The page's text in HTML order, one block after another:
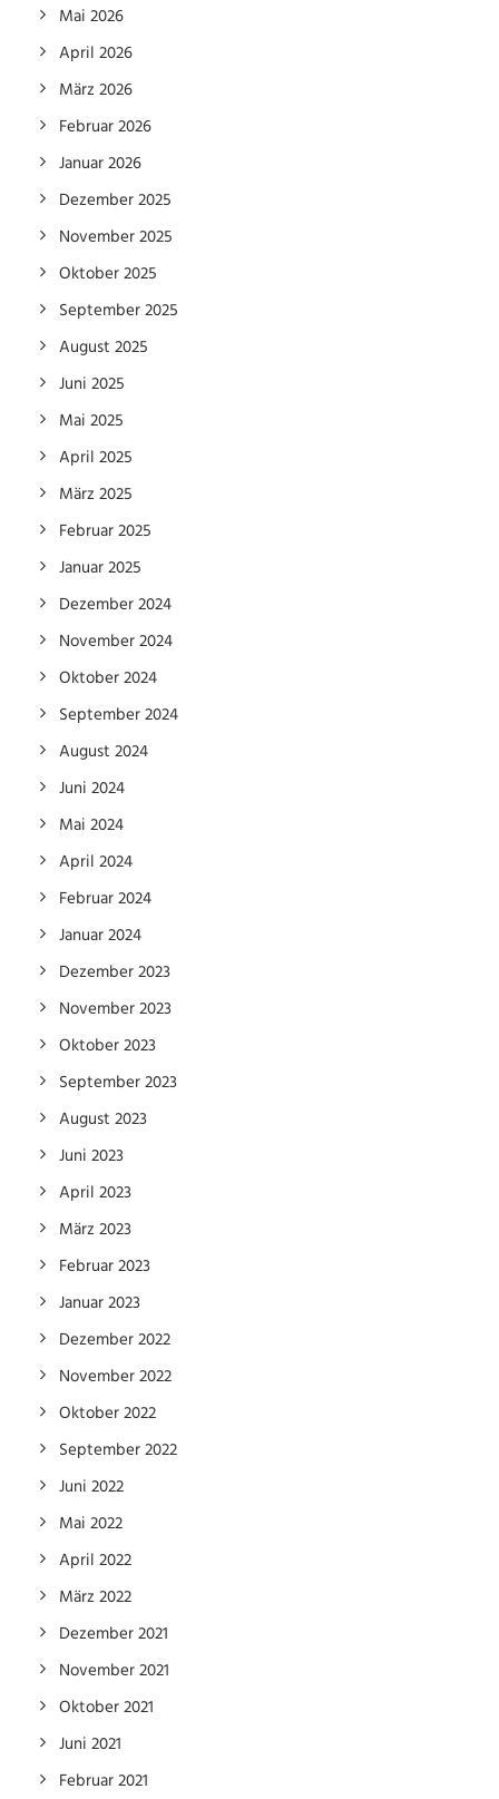
Mai 2026
April 2026
März 2026
Februar 2026
Januar 2026
Dezember 2025
November 2025
Oktober 2025
September 2025
August 2025
Juni 2025
Mai 2025
April 2025
März 2025
Februar 2025
Januar 2025
Dezember 2024
November 2024
Oktober 2024
September 2024
August 2024
Juni 2024
Mai 2024
April 2024
Februar 2024
Januar 2024
Dezember 2023
November 2023
Oktober 2023
September 2023
August 2023
Juni 2023
April 2023
März 2023
Februar 2023
Januar 2023
Dezember 2022
November 2022
Oktober 2022
September 2022
Juni 2022
Mai 2022
April 2022
März 2022
Dezember 2021
November 2021
Oktober 2021
Juni 2021
Februar 2021